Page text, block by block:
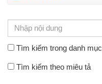
Tìm kiếm trong danh mục
Tìm kiếm theo miêu tả